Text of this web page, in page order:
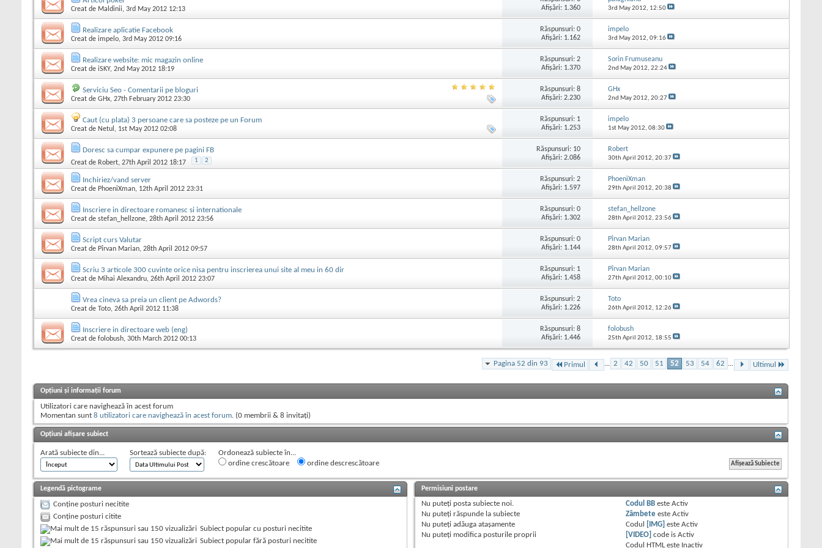
Creat de Maldinii, 3rd May 2012 12:13
Afişări: 1.360
3rd May 2012, 12:50
Realizare aplicatie Facebook
Creat de impelo, 3rd May 2012 09:16
Răspunsuri:0
Afişări: 1.162
impelo
3rd May 2012, 09:16
Realizare website: mic magazin online
Creat de iSKY, 2nd May 2012 18:19
Răspunsuri:2
Afişări: 1.370
Sorin Frumuseanu
2nd May 2012, 22:24
Serviciu Seo - Comentarii pe bloguri
Creat de GHx, 27th February 2012 23:30
Răspunsuri:8
Afişări: 2.230
GHx
2nd May 2012, 20:27
Caut (cu plata) 3 persoane care sa posteze pe un Forum
Creat de Netul , 1st May 2012 02:08
Răspunsuri: 1
Afişări: 1.253
impelo
1st May 2012, 08:30
Doresc sa cumpar expunere pe pagini FB
Creat de Robert, 27th April 2012 18:17 1 2
Răspunsuri: 10
Afişări: 2.086
Robert
30th April 2012, 20:37
Inchiriez/vand server
Creat de PhoeniXman, 12th April 2012 23:31
Răspunsuri:2
Afişări: 1.597
PhoeniXman
29th April 2012, 20:38
Inscriere in directoare romanesc si internationale
Creat de stefan_hellzone, 28th April 2012 23:56
Răspunsuri:0
Afişări: 1.302
stefan_hellzone
28th April 2012, 23:56
Script curs Valutar
Creat de Pîrvan Marian, 28th April 2012 09:57
Răspunsuri:0
Afişări: 1.144
Pîrvan Marian
28th April 2012, 09:57
Scriu 3 articole 300 cuvinte orice nisa pentru inscrierea unui site al meu in 60 dir
Creat de Mihai Alexandru, 26th April 2012 23:07
Răspunsuri: 1
Afişări: 1.458
Pîrvan Marian
27th April 2012, 00:10
Vrea cineva sa preia un client pe Adwords?
Creat de Toto, 26th April 2012 11:38
Răspunsuri:2
Afişări: 1.226
Toto
26th April 2012, 12:26
Inscriere in directoare web (eng)
Creat de folobush, 30th March 2012 00:13
Răspunsuri:8
Afişări: 1.446
folobush
25th April 2012, 18:55
Pagina 52 din 93 Primul ... 2 42 50 51 52 53 54 62 ... Ultimul
Opțiuni și informații forum
Utilizatori care navighează în acest forum
Momentan sunt 8 utilizatori care navighează în acest forum. (0 membrii & 8 invitaţi)
Opțiuni afișare subiect
Arată subiecte din... Sortează subiecte după:
Ordonează subiecte în...
ordine crescătoare
ordine descrescătoare
Legendă pictograme
Conține posturi necitite
Conține posturi citite
Subiect popular cu posturi necitite
Subiect popular fără posturi necitite
Permisiuni postare
Nu puteţi posta subiecte noi.
Nu puteţi răspunde la subiecte
Nu puteţi adăuga ataşamente
Nu puteţi modifica posturile proprii
Codul BB esteActiv
Zâmbete esteActiv
Codul
[IMG] esteActiv
[VIDEO] code isActiv
Codul HTML este Inactiv